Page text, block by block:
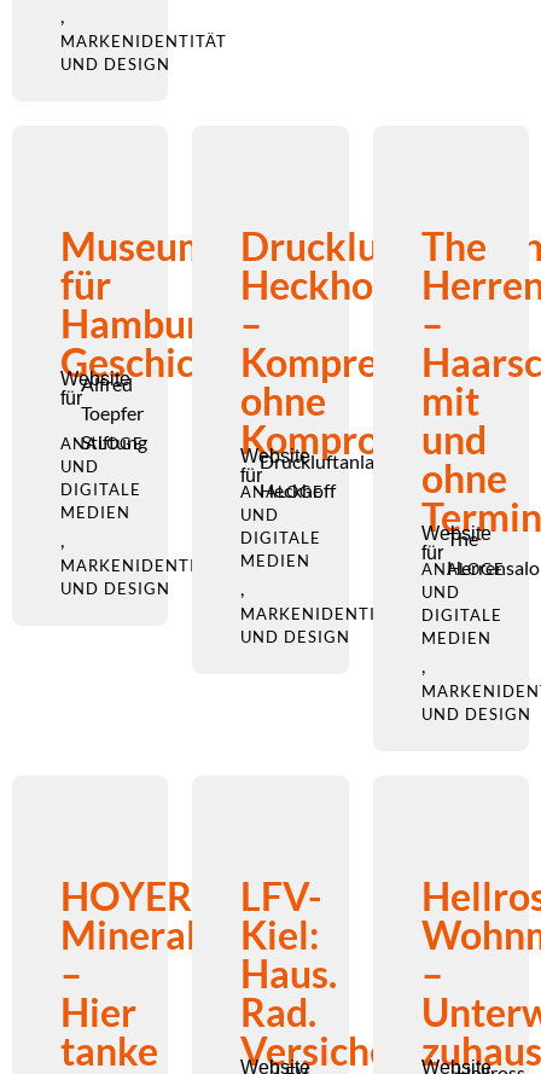
,
MARKENIDENTITÄT
UND DESIGN
Museum
für
Hamburgische
Geschichtchen
Website
für
Alfred
Toepfer
Stiftung
ANALOGE
UND
DIGITALE
MEDIEN
,
MARKENIDENTITÄT
UND DESIGN
Heckhoff
–
Kompression
ohne
Kompromisse
Website
für
Druckluftanlagen
Heckhoff
ANALOGE
UND
DIGITALE
MEDIEN
,
MARKENIDENTITÄT
UND DESIGN
The
–
mit
und
ohne
Termin
Website
für
The
ANALOGE
UND
DIGITALE
MEDIEN
,
UND DESIGN
HOYER
Mineralölhandel
–
Hier
tanke
LFV-
Kiel:
Haus.
Rad.
Versicherung.
Website
–
Website